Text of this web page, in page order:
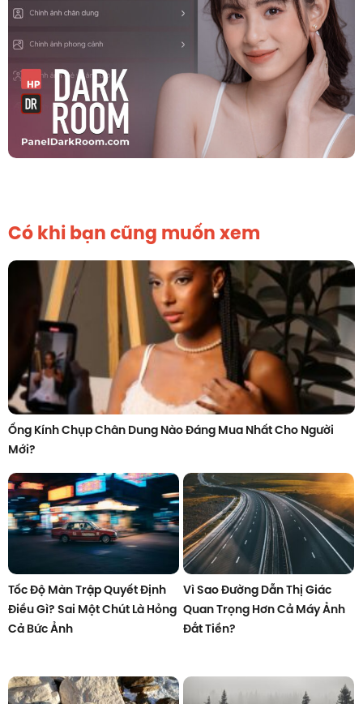
Có khi bạn cũng muốn xem
Ống Kính Chụp Chân Dung Nào Đáng Mua Nhất Cho Người
Mới?
Tốc Độ Màn Trập Quyết Định
Điều Gì? Sai Một Chút Là Hỏng
Cả Bức Ảnh
Vì Sao Đường Dẫn Thị Giác
Quan Trọng Hơn Cả Máy Ảnh
Đắt Tiền?